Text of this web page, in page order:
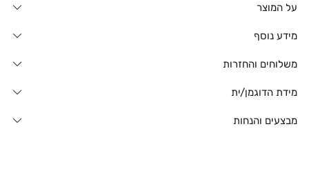
על המוצר
מידע נוסף
משלוחים והחזרות
מידת הדוגמן/ית
מבצעים והנחות